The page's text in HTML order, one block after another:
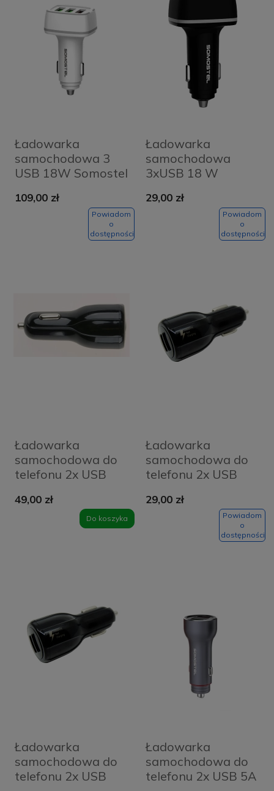
Ładowarka
samochodowa 3
USB 18W Somostel
109,00 zł
Powiadom
o
dostępności
Ładowarka
samochodowa
3xUSB 18 W
29,00 zł
Powiadom
o
dostępności
Ładowarka
samochodowa do
telefonu 2x USB
49,00 zł
Do koszyka
Ładowarka
samochodowa do
telefonu 2x USB
czarna
29,00 zł
Powiadom
o
dostępności
Ładowarka
samochodowa do
telefonu 2x USB
Ładowarka
samochodowa do
telefonu 2x USB 5A